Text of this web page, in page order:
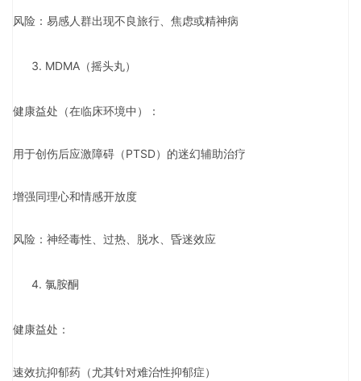
风险：易感人群出现不良旅行、焦虑或精神病
MDMA（摇头丸）
健康益处（在临床环境中）：
用于创伤后应激障碍（PTSD）的迷幻辅助治疗
增强同理心和情感开放度
风险：神经毒性、过热、脱水、昏迷效应
氯胺酮
健康益处：
速效抗抑郁药（尤其针对难治性抑郁症）